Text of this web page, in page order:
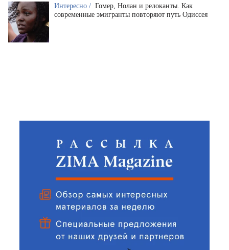
Интересно / Гомер, Нолан и релоканты. Как
современные эмигранты повторяют путь Одиссея